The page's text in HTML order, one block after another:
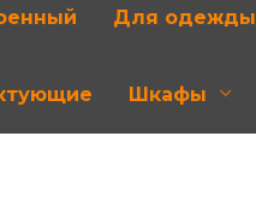
Для одежды
Шкафы